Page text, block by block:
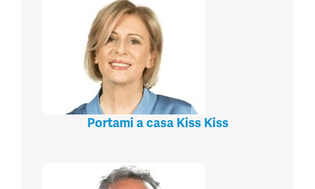
Portami a casa Kiss Kiss